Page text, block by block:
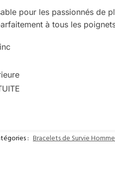
pour les passionnés
à tous les
: Bracelets de Survie Homme